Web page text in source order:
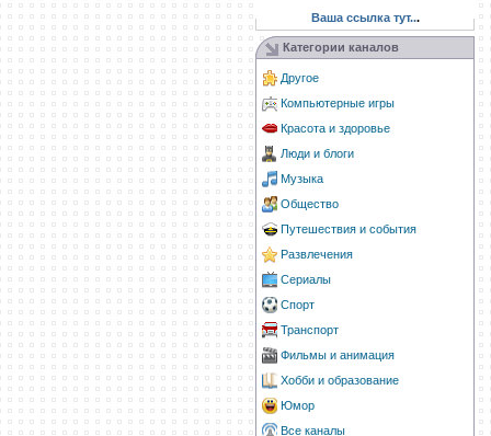
Ваша ссылка тут...
Категории каналов
Другое
Компьютерные игры
Красота и здоровье
Люди и блоги
Музыка
Общество
Путешествия и события
Развлечения
Сериалы
Спорт
Транспорт
Фильмы и анимация
Хобби и образование
Юмор
Все каналы